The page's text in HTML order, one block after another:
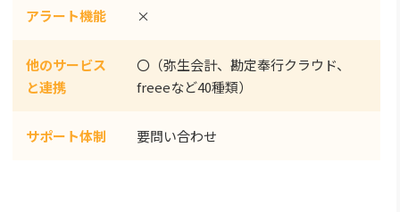
アラート機能 ×
他のサービス
と連携
〇（弥生会計、勘定奉行クラウド、
freeeなど40種類）
サポート体制 要問い合わせ